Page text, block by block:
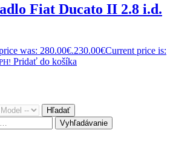
Fiat Ducato II 2.8 i.d.
was: 280.00€.230.00€Current price is:
Pridať do košíka
Hľadať
Vyhľadávanie